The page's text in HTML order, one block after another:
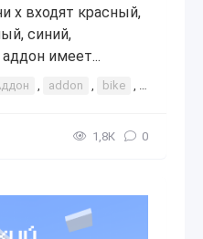
х входят красный,
синий,
имеет...
, addon , bike , байк
1,8К 0